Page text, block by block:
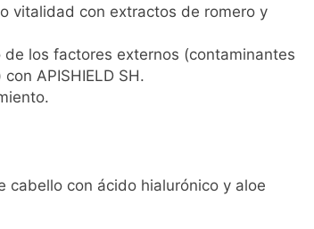
vitalidad con extractos de romero y
los factores externos (contaminantes
APISHIELD SH.
con ácido hialurónico y aloe